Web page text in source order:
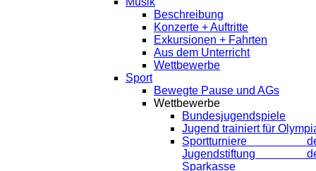
Beschreibung
Konzerte + Auftritte
Exkursionen + Fahrten
Aus dem Unterricht
Wettbewerbe
Sport
Bewegte Pause und AGs
Wettbewerbe
Bundesjugendspiele
Jugend trainiert für
Sportturniere
Jugendstiftung
Sparkasse